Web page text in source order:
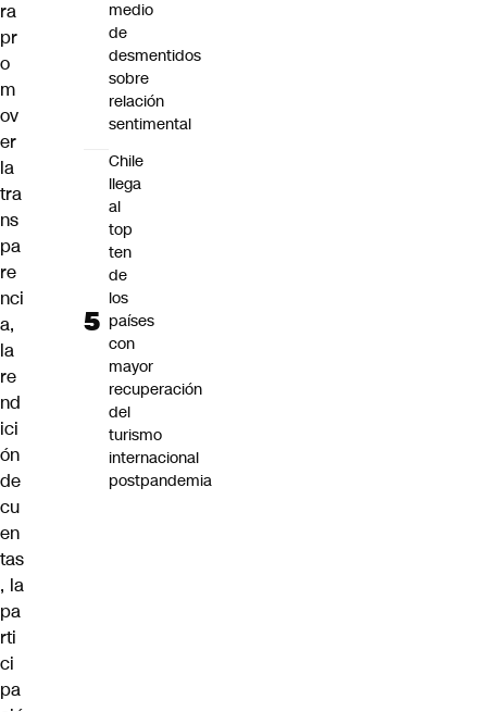
ra
pr
o
m
ov
er
la
tra
ns
pa
re
nci
a,
la
re
nd
ici
ón
de
cu
en
tas
, la
pa
rti
ci
pa
medio
de
desmentidos
sobre
relación
sentimental
Chile
llega
al
top
ten
de
los
países
con
mayor
recuperación
del
turismo
internacional
postpandemia